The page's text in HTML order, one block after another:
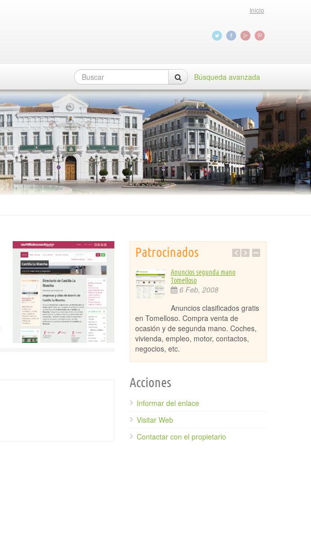
Inicio
Búsqueda avanzada
Patrocinados
Turismo de naturaleza y aventura
en Ruidera
2 Aug, 2017
Turismo en las Lagunas de
Ruidera. Actividades de naturaleza y
aventura en el Parque Natural de las
Lagunas de Ruidera. Centro de buceo
Anuncios segunda mano
Tomelloso
6 Feb, 2008
Anuncios clasificados gratis
en Tomelloso. Compra venta de
ocasión y de segunda mano. Coches,
vivienda, empleo, motor, contactos,
negocios, etc.
Acciones
Informar del enlace
Visitar Web
Contactar con el propietario